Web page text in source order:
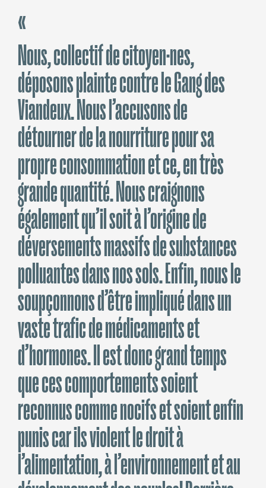
Nous, collectif de citoyen·nes,
déposons plainte contre le Gang des
Viandeux. Nous l’accusons de
détourner de la nourriture pour sa
propre consommation et ce, en très
grande quantité. Nous craignons
également qu’il soit à l’origine de
déversements massifs de substances
polluantes dans nos sols. Enfin, nous le
soupçonnons d’être impliqué dans un
vaste trafic de médicaments et
d’hormones. Il est donc grand temps
que ces comportements soient
reconnus comme nocifs et soient enfin
punis car ils violent le droit à
l’alimentation, à l’environnement et au